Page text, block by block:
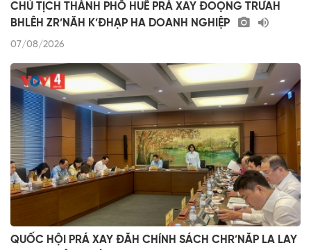
CHỦ TỊCH THÀNH PHỐ HUẾ PRÁ XAY ĐOỌNG TRƯAH
BHLÊH ZR’NĂH K’ĐHẠP HA DOANH NGHIỆP
07/08/2026
QUỐC HỘI PRÁ XAY ĐĂH CHÍNH SÁCH CHR’NĂP LA LAY